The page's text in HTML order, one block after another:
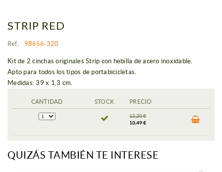
STRIP RED
Ref.: 98656-320
Kit de 2 cinchas originales Strip con hebilla de acero inoxidable.
Apto para todos los tipos de portabicicletas.
Medidas: 39 x 1,3 cm.
CANTIDAD STOCK PRECIO
12,20 €
10,49 €
QUIZÁS TAMBIÉN TE INTERESE